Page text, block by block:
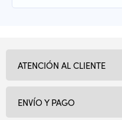
ATENCIÓN AL CLIENTE
ENVÍO Y PAGO